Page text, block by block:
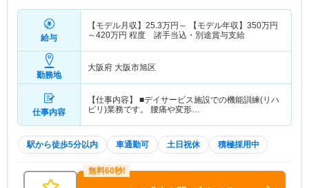
給与
【モデル月収】 25.3万円～ 【モデル年収】 350万円
～420万円 程度 諸手当込・別途賞与支給
勤務地
大阪府 大阪市旭区
仕事内容
【仕事内容】 ■デイサービス施設での機能訓練(リハ
ビリ)業務です。 腰痛や変形…
駅から徒歩5分以内 車通勤可 土日祝休 積極採用中